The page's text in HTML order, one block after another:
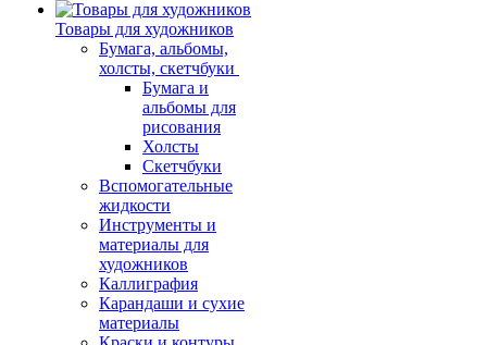
Товары для художников
Бумага, альбомы,
холсты, скетчбуки
Бумага и
альбомы для
рисования
Холсты
Скетчбуки
Вспомогательные
жидкости
Инструменты и
материалы для
художников
Каллиграфия
Карандаши и сухие
материалы